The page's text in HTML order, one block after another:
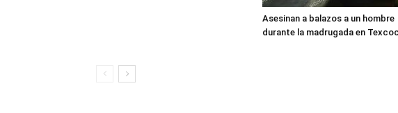
Asesinan a balazos a un hombre
durante la madrugada en